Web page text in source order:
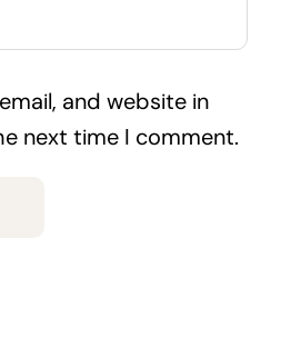
and website in
next time I comment.